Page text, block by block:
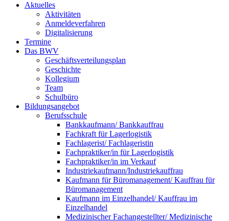
Aktuelles
Aktivitäten
Anmeldeverfahren
Digitalisierung
Termine
Das BWV
Geschäftsverteilungsplan
Geschichte
Kollegium
Team
Schulbüro
Bildungsangebot
Berufsschule
Bankkaufmann/ Bankkauffrau
Fachkraft für Lagerlogistik
Fachlagerist/ Fachlageristin
Fachpraktiker/in für Lagerlogistik
Fachpraktiker/in im Verkauf
Industriekaufmann/Industriekauffrau
Kaufmann für Büromanagement/ Kauffrau für
Büromanagement
Kaufmann im Einzelhandel/ Kauffrau im
Einzelhandel
Medizinischer Fachangestellter/ Medizinische